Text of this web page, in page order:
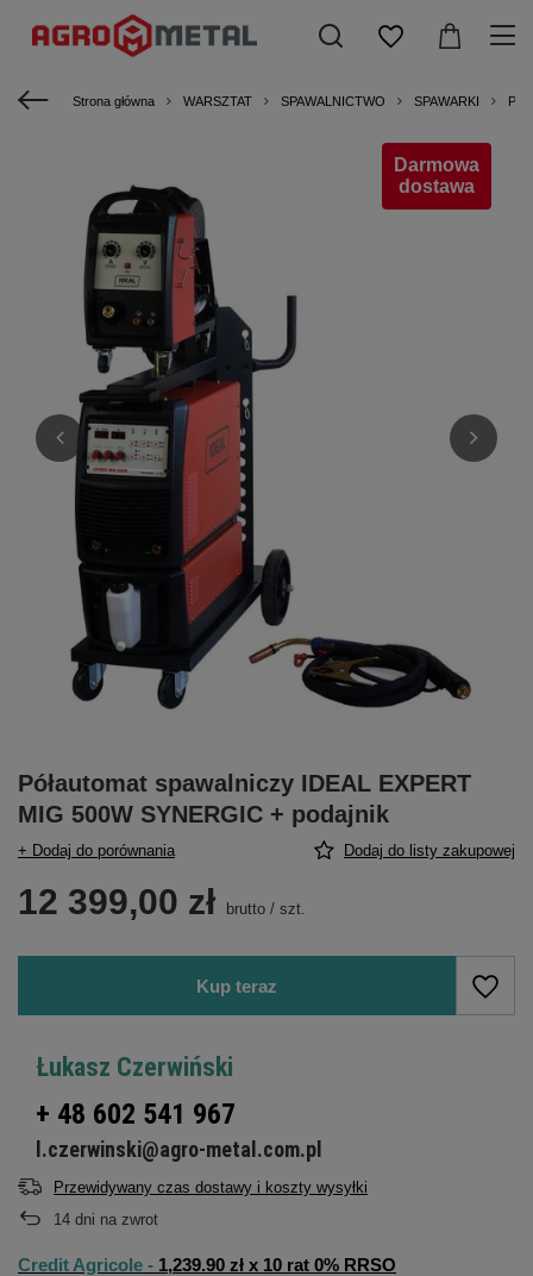
Strona główna WARSZTAT SPAWALNICTWO SPAWARKI
Darmowa
dostawa
Półautomat spawalniczy IDEAL EXPERT
MIG 500W SYNERGIC + podajnik
+ Dodaj do porównania Dodaj do listy zakupowej
12 399,00 zł brutto / szt.
Kup teraz
Łukasz Czerwiński
+ 48 602 541 967
l.czerwinski@agro-metal.com.pl
Przewidywany czas dostawy i koszty wysyłki
14 dni na zwrot
Credit Agricole - 1,239.90 zł x 10 rat 0% RRSO